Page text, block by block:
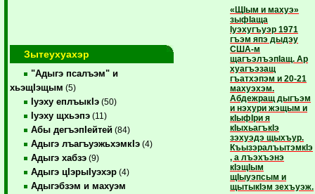
Зытеухуахэр
"Адыгэ псалъэм" и
хьэщIэщым (5)
Iуэху еплъыкIэ (50)
Iуэху щхьэпэ (11)
Абы дегъэпIейтей (84)
Адыгэ лъагъуэжьхэмкIэ (4)
Адыгэ хабзэ (9)
Адыгэ цIэрыIуэхэр (4)
Адыгэбзэм и махуэм
«ЩIым и махуэ»
зыфIаща
Iуэхугъуэр 1971
гъэм япэ дыдэу
США-м
щагъэлъэпIащ. Ар
хуагъэзащ
гъатхэпэм и 20-21
махуэхэм.
Абдежращ дыгъэм
и нэхури жэщым и
кIыфIри я
кIыхьагъкIэ
зэхуэдэ щыхъур.
КъызэралъытэмкIэ
, а лъэхъэнэ
кIэщIым
щIыуэпсым и
щытыкIэм зехъуэж.